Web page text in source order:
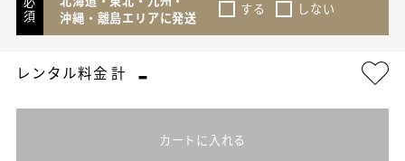
須
沖縄・離島エリアに発送
する しない
レンタル料金 計 -
カートに入れる